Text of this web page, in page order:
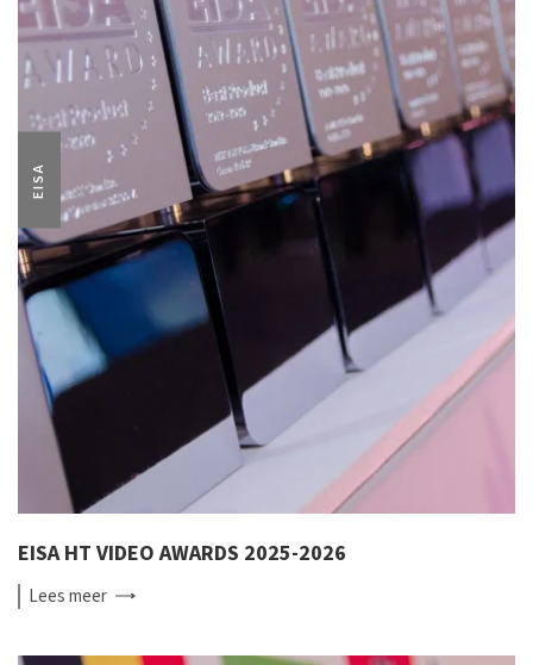
EISA
EISA HT VIDEO AWARDS 2025-2026
Leesmeer